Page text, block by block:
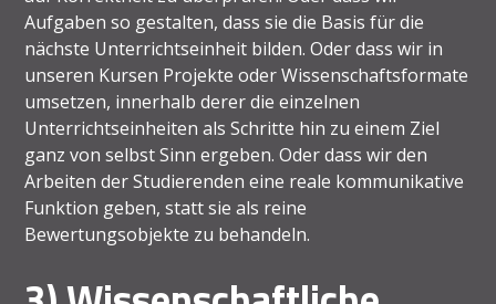
Aufgaben so gestalten, dass sie die Basis für die
nächste Unterrichtseinheit bilden. Oder dass wir in
unseren Kursen Projekte oder Wissenschaftsformate
umsetzen, innerhalb derer die einzelnen
Unterrichtseinheiten als Schritte hin zu einem Ziel
ganz von selbst Sinn ergeben. Oder dass wir den
Arbeiten der Studierenden eine reale kommunikative
Funktion geben, statt sie als reine
Bewertungsobjekte zu behandeln.